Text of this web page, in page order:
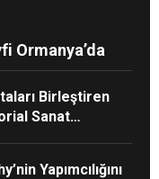
Ormanya’da
Birleştiren
Yapımcılığını